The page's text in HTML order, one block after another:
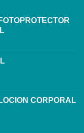
CORPORAL